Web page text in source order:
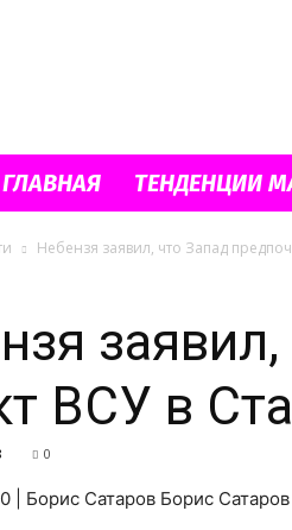
ГЛАВНАЯ ТЕНДЕНЦИИ
Небензя заявил, что Запад
ВСУ в
0
| Борис Сатаров Борис